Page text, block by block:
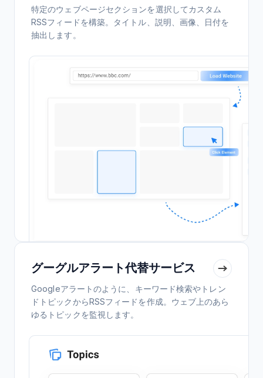
特定のウェブページセクションを選択してカスタム
RSSフィードを構築。タイトル、説明、画像、日付を
抽出します。
グーグルアラート代替サービス
Googleアラートのように、キーワード検索やトレン
ドトピックからRSSフィードを作成。ウェブ上のあら
ゆるトピックを監視します。